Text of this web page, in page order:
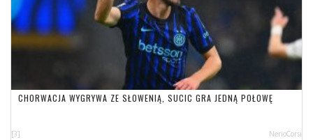
CHORWACJA WYGRYWA ZE SŁOWENIĄ, SUCIC GRA JEDNĄ POŁOWĘ
[3] NerioCorsi